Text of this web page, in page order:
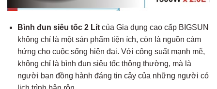
Bình đun siêu tốc 2 Lít của Gia dụng cao cấp BIGSUN
không chỉ là một sản phẩm tiện ích, còn là nguồn cảm
hứng cho cuộc sống hiện đại. Với công suất mạnh mẽ,
không chỉ là bình đun siêu tốc thông thường, mà là
người bạn đồng hành đáng tin cậy của những người có